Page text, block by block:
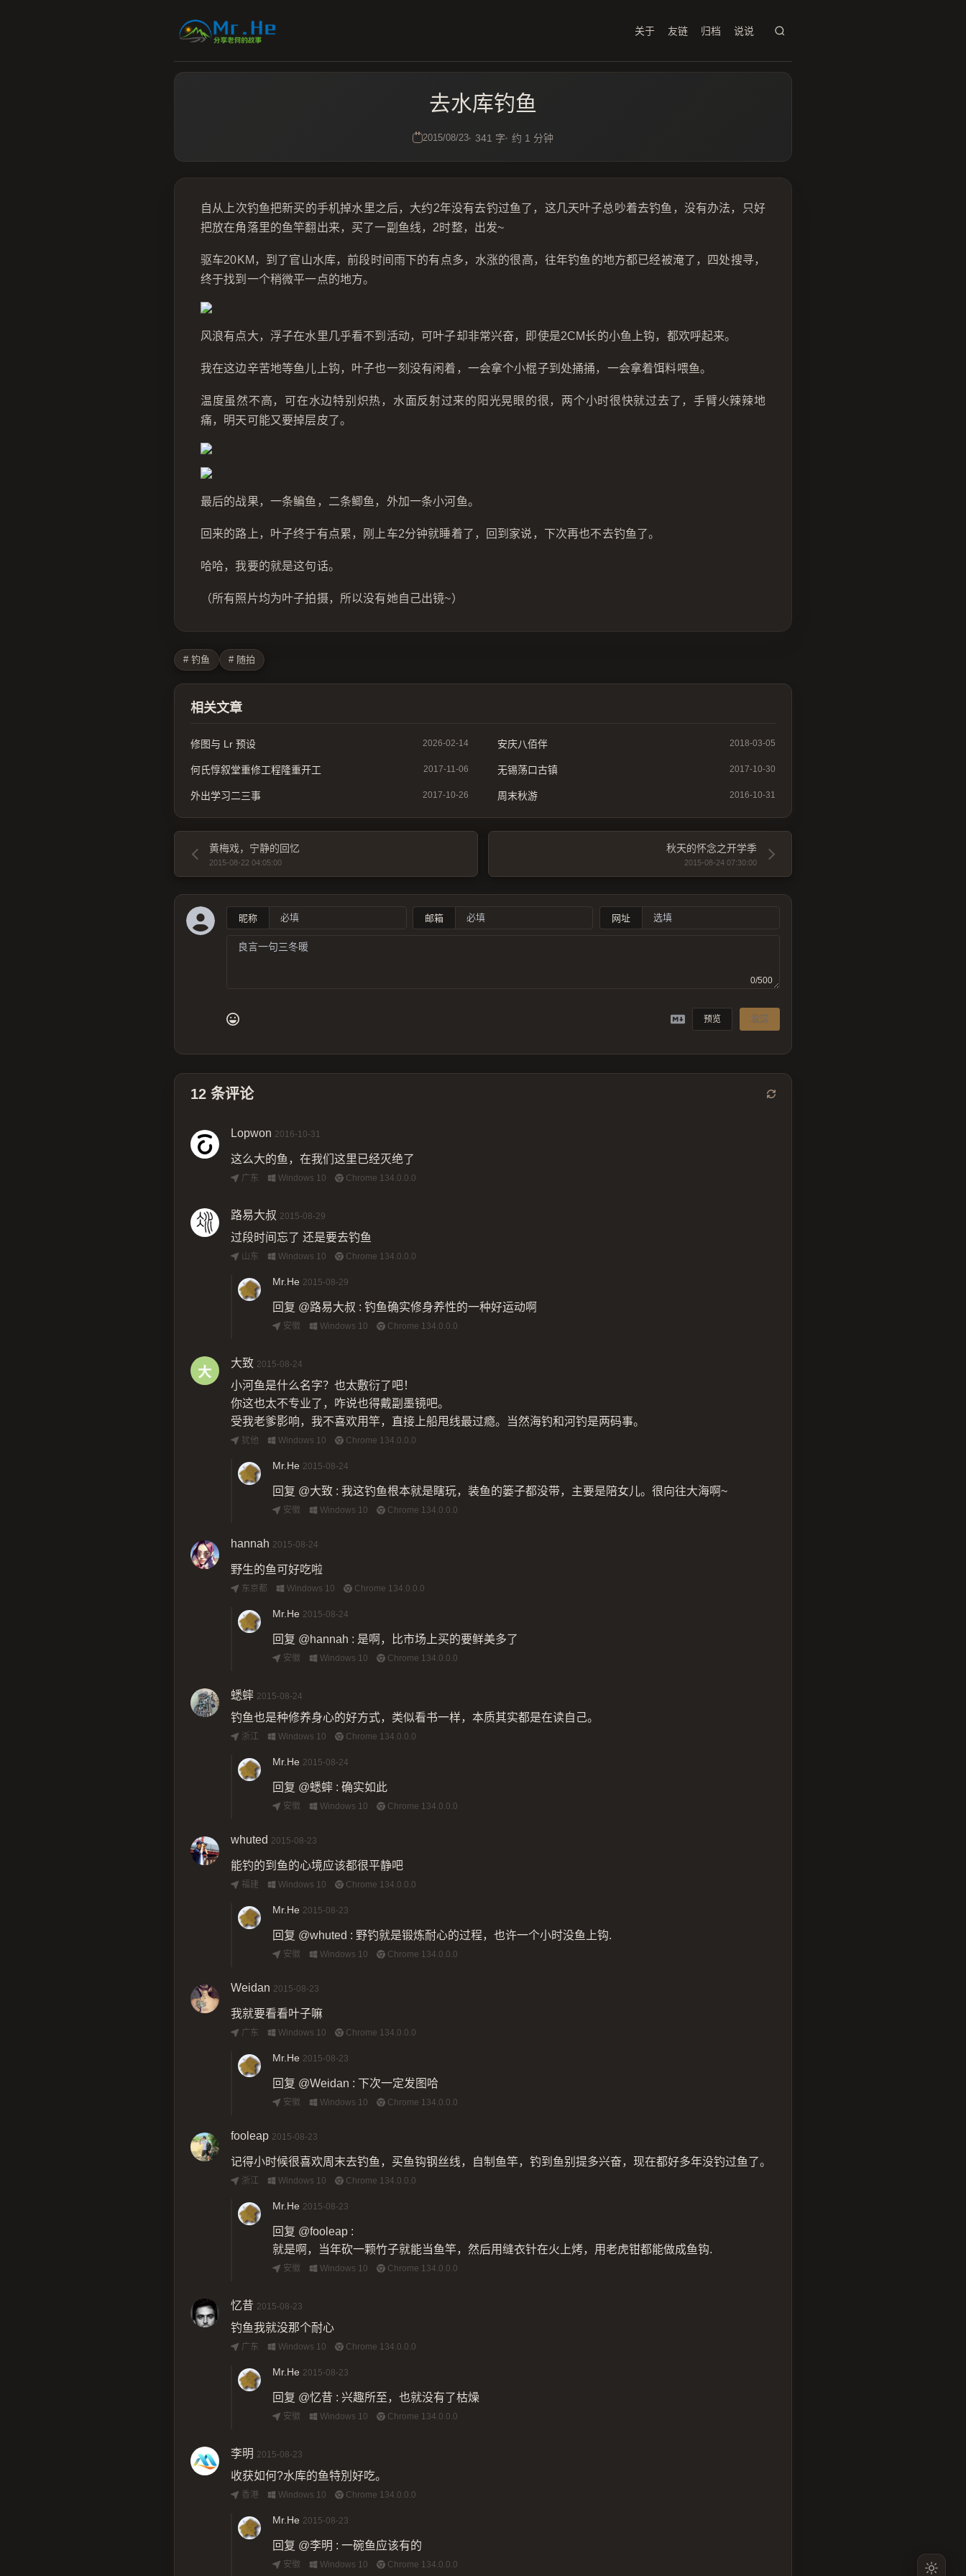
关于 友链 归档 说说
去水库钓鱼
2015/08/23 341 字 约 1 分钟
自从上次钓鱼把新买的手机掉水里之后，大约2年没有去钓过鱼了，这几天叶子总吵着去钓鱼，没有办法，只好
把放在角落里的鱼竿翻出来，买了一副鱼线，2时整，出发~
驱车20KM，到了官山水库，前段时间雨下的有点多，水涨的很高，往年钓鱼的地方都已经被淹了，四处搜寻，
终于找到一个稍微平一点的地方。
风浪有点大，浮子在水里几乎看不到活动，可叶子却非常兴奋，即使是2CM长的小鱼上钩，都欢呼起来。
我在这边辛苦地等鱼儿上钩，叶子也一刻没有闲着，一会拿个小棍子到处捅捅，一会拿着饵料喂鱼。
温度虽然不高，可在水边特别炽热，水面反射过来的阳光晃眼的很，两个小时很快就过去了，手臂火辣辣地
痛，明天可能又要掉层皮了。
最后的战果，一条鳊鱼，二条鲫鱼，外加一条小河鱼。
回来的路上，叶子终于有点累，刚上车2分钟就睡着了，回到家说，下次再也不去钓鱼了。
哈哈，我要的就是这句话。
（所有照片均为叶子拍摄，所以没有她自己出镜~）
# 钓鱼 # 随拍
相关文章
修图与 Lr 预设 2026-02-14 安庆八佰伴 2018-03-05
何氏惇叙堂重修工程隆重开工 2017-11-06 无锡荡口古镇 2017-10-30
外出学习二三事 2017-10-26 周末秋游 2016-10-31
黄梅戏，宁静的回忆
2015-08-22 04:05:00
秋天的怀念之开学季
2015-08-24 07:30:00
昵称 邮箱 网址
0/500
预览 发送
12 条评论
Lopwon 2016-10-31
这么大的鱼，在我们这里已经灭绝了
广东 Windows 10 Chrome 134.0.0.0
路易大叔 2015-08-29
过段时间忘了 还是要去钓鱼
山东 Windows 10 Chrome 134.0.0.0
Mr.He 2015-08-29
回复 @路易大叔 : 钓鱼确实修身养性的一种好运动啊
安徽 Windows 10 Chrome 134.0.0.0
大致 2015-08-24
小河鱼是什么名字？也太敷衍了吧！
你这也太不专业了，咋说也得戴副墨镜吧。
受我老爹影响，我不喜欢用竿，直接上船甩线最过瘾。当然海钓和河钓是两码事。
犹他 Windows 10 Chrome 134.0.0.0
Mr.He 2015-08-24
回复 @大致 : 我这钓鱼根本就是瞎玩，装鱼的篓子都没带，主要是陪女儿。很向往大海啊~
安徽 Windows 10 Chrome 134.0.0.0
hannah 2015-08-24
野生的鱼可好吃啦
东京都 Windows 10 Chrome 134.0.0.0
Mr.He 2015-08-24
回复 @hannah : 是啊，比市场上买的要鲜美多了
安徽 Windows 10 Chrome 134.0.0.0
蟋蟀 2015-08-24
钓鱼也是种修养身心的好方式，类似看书一样，本质其实都是在读自己。
浙江 Windows 10 Chrome 134.0.0.0
Mr.He 2015-08-24
回复 @蟋蟀 : 确实如此
安徽 Windows 10 Chrome 134.0.0.0
whuted 2015-08-23
能钓的到鱼的心境应该都很平静吧
福建 Windows 10 Chrome 134.0.0.0
Mr.He 2015-08-23
回复 @whuted : 野钓就是锻炼耐心的过程，也许一个小时没鱼上钩.
安徽 Windows 10 Chrome 134.0.0.0
Weidan 2015-08-23
我就要看看叶子嘛
广东 Windows 10 Chrome 134.0.0.0
Mr.He 2015-08-23
回复 @Weidan : 下次一定发图哈
安徽 Windows 10 Chrome 134.0.0.0
fooleap 2015-08-23
记得小时候很喜欢周末去钓鱼，买鱼钩钢丝线，自制鱼竿，钓到鱼别提多兴奋，现在都好多年没钓过鱼了。
浙江 Windows 10 Chrome 134.0.0.0
Mr.He 2015-08-23
回复 @fooleap :
就是啊，当年砍一颗竹子就能当鱼竿，然后用缝衣针在火上烤，用老虎钳都能做成鱼钩.
安徽 Windows 10 Chrome 134.0.0.0
忆昔 2015-08-23
钓鱼我就没那个耐心
广东 Windows 10 Chrome 134.0.0.0
Mr.He 2015-08-23
回复 @忆昔 : 兴趣所至，也就没有了枯燥
安徽 Windows 10 Chrome 134.0.0.0
李明 2015-08-23
收获如何?水库的鱼特別好吃。
香港 Windows 10 Chrome 134.0.0.0
Mr.He 2015-08-23
回复 @李明 : 一碗鱼应该有的
安徽 Windows 10 Chrome 134.0.0.0